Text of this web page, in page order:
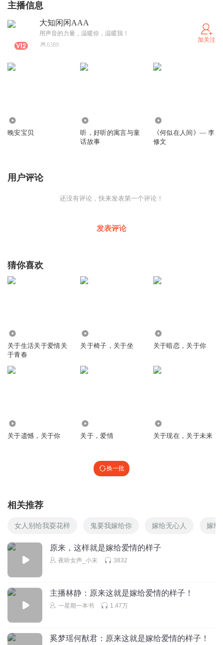
主播信息
大知闲闲AAA
用声音的力量，温暖你，温暖我！
6389
加关注
晚安宝贝
听，好听的寓言与童
话故事
《何似在人间》— 李
修文
用户评论
还没有评论，快来发表第一个评论！
发表评论
猜你喜欢
关于生活关于爱情关
于青春
关于椅子，关于坐 关于暗恋，关于你
关于遗憾，关于你 关于，爱情 关于现在，关于未来
换一批
相关推荐
女人别给我耍花样 鬼要我嫁给你 嫁给无心人 嫁给
原来，这样就是嫁给爱情的样子
夜听女声_小末 3832
主播林静：原来这就是嫁给爱情的样子！
一星期一本书 1.47万
奚梦瑶何猷君：原来这就是嫁给爱情的样子！